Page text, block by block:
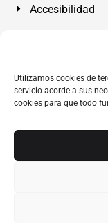
Utilizamos cookies de
servicio acorde a sus
cookies para que todo
Accesibilidad
Álvarez
de Tenerife. Islas
Somos Abogados
Abogados
Todos los